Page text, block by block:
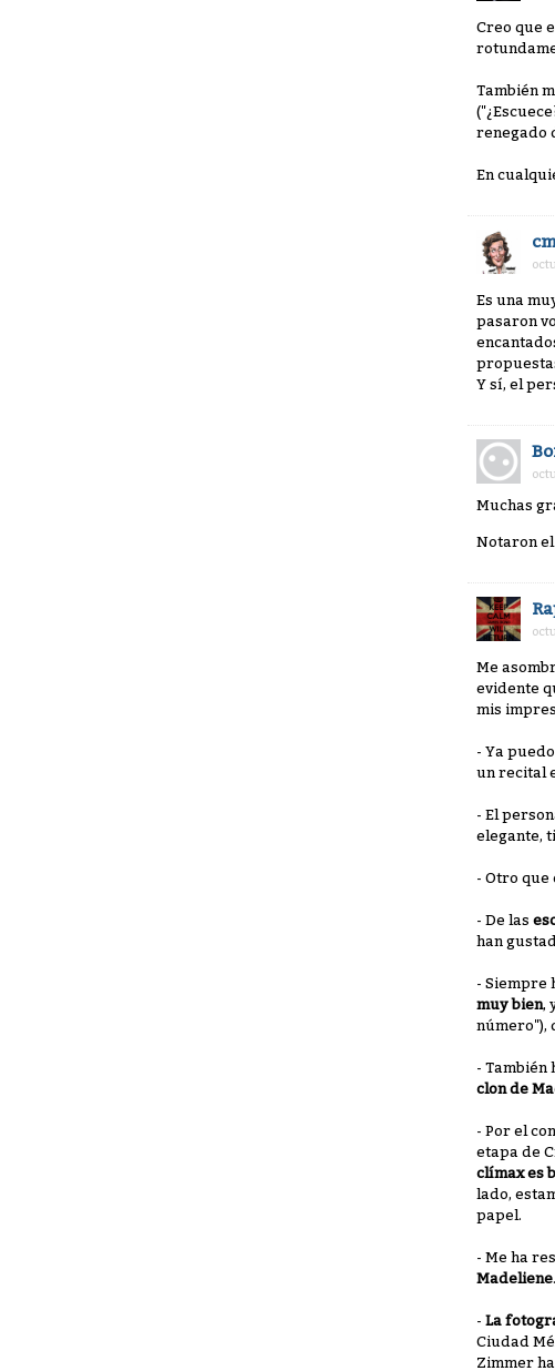
Creo que
También
renegado
En
Es una
pasaron
Y sí, el
Muchas
Notaron el
Me
evidente
mis
- Ya
un recital
- El
elegante,
- Otro que
- De las
han
- Siempre
muy bien,
número"),
- También
clon de
- Por el
etapa de
clímax es
lado,
papel.
- Me ha
Madeliene.
- La
Ciudad
Zimmer